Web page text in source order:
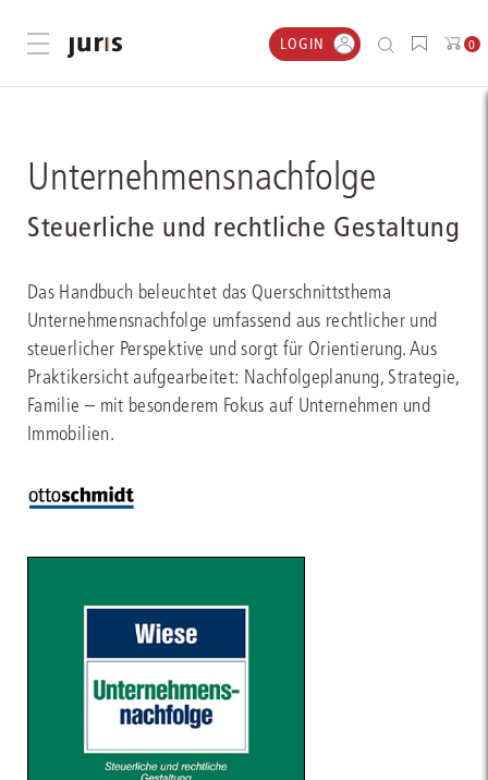
Menü öffnen LOGIN 0
Unternehmensnachfolge
Steuerliche und rechtliche Gestaltung
Das Handbuch beleuchtet das Querschnittsthema
Unternehmensnachfolge umfassend aus rechtlicher und
steuerlicher Perspektive und sorgt für Orientierung. Aus
Praktikersicht aufgearbeitet: Nachfolgeplanung, Strategie,
Familie – mit besonderem Fokus auf Unternehmen und
Immobilien.